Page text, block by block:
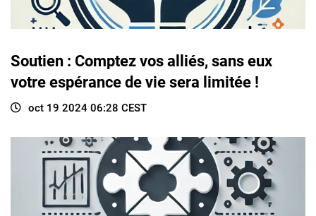
Soutien : Comptez vos alliés, sans eux
votre espérance de vie sera limitée !
oct 19 2024 06:28 CEST